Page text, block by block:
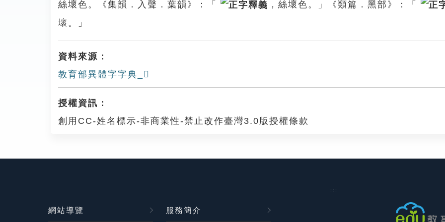
絲壞色。《集韻．入聲．葉韻》：「
，絲壞色。」《類篇．黑部》：「
壞。」
資料來源：
教育部異體字字典_𪑗
授權資訊：
創用CC-姓名標示-非商業性-禁止改作臺灣3.0版授權條款
:::
網站導覽 服務簡介